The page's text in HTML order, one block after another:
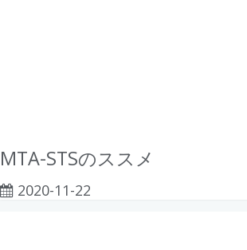
MTA-STSのススメ
2020-11-22